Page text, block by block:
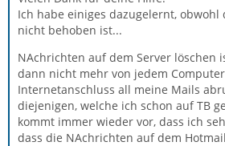
Ich habe einiges dazugelernt, obwohl
nicht behoben ist...
NAchrichten auf dem Server löschen
dann nicht mehr von jedem
Internetanschluss all meine Mails
diejenigen, welche ich schon auf TB
kommt immer wieder vor, dass ich
dass die NAchrichten auf dem